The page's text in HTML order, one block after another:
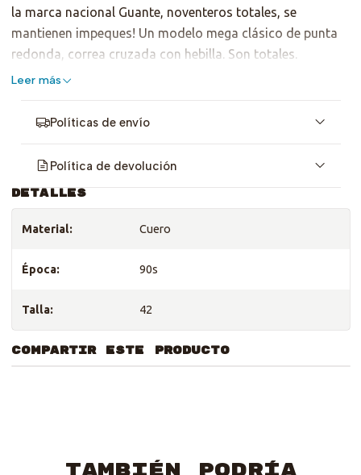
la marca nacional Guante, noventeros totales, se
mantienen impeques! Un modelo mega clásico de punta
redonda, correa cruzada con hebilla. Son totales.
Leer más
Políticas de envío
Política de devolución
DETALLES
Material: Cuero
Época: 90s
Talla: 42
COMPARTIR ESTE PRODUCTO